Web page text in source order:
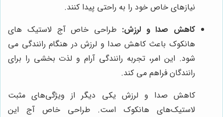
نیازهای خاص خود را به راحتی پیدا کنند.
کاهش صدا و لرزش: طراحی خاص آج لاستیک های
هانکوک باعث کاهش صدا و لرزش در هنگام رانندگی می
شود. این امر، تجربه رانندگی آرام و لذت بخشی را برای
رانندگان فراهم می کند.
کاهش صدا و لرزش یکی دیگر از ویژگی‌های مثبت
لاستیک‌های هانکوک است. طراحی خاص آج این